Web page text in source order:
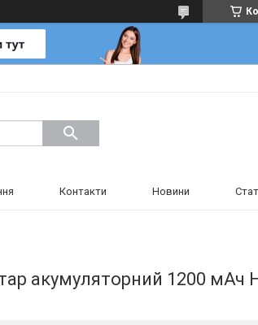
Контакти Новини
акумуляторний 1200 мАч